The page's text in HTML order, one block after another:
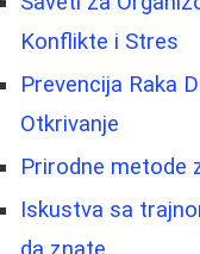
Konflikte i Stres
Prevencija Raka
Otkrivanje
Prirodne metode
Iskustva sa